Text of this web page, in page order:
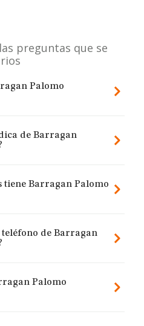
preguntas que se
Palomo
de Barragan
tiene Barragan Palomo
teléfono de Barragan
Palomo